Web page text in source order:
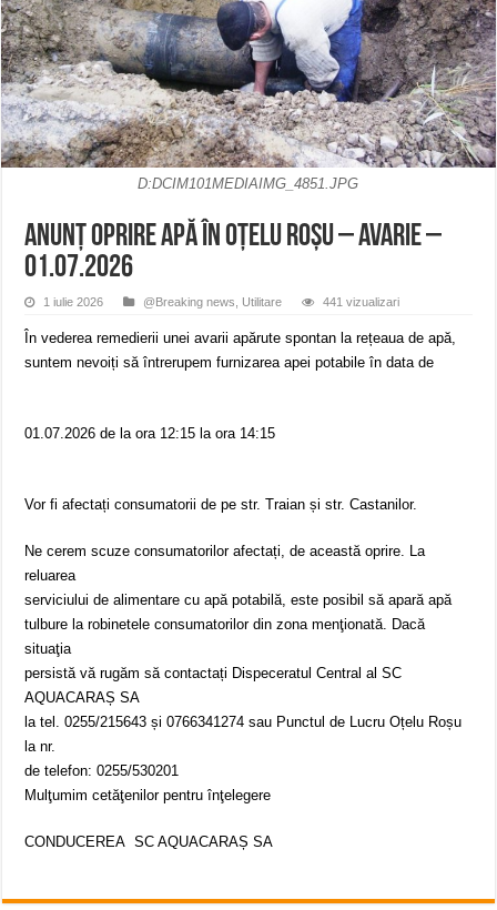
ANUNŢ OPRIRE APĂ în CARANSEBEȘ avarie
ANUNȚ OPRIRE APĂ în Reșița, cartier Țerova – avarie – 04.08.2026
D:DCIM101MEDIAIMG_4851.JPG
ANUNȚ OPRIRE APĂ în Oțelu Roșu – avarie –
01.07.2026
1 iulie 2026 @Breaking news Utilitare 441 vizualizari
În vederea remedierii unei avarii apărute spontan la rețeaua de apă,
suntem nevoiți să întrerupem furnizarea apei potabile în data de
01.07.2026 de la ora 12:15 la ora 14:15
Vor fi afectați consumatorii de pe str. Traian și str. Castanilor.
Ne cerem scuze consumatorilor afectați, de această oprire. La
reluarea
serviciului de alimentare cu apă potabilă, este posibil să apară apă
tulbure la robinetele consumatorilor din zona menţionată. Dacă
situaţia
persistă vă rugăm să contactați Dispeceratul Central al SC
AQUACARAȘ SA
la tel. 0255/215643 și 0766341274 sau Punctul de Lucru Oțelu Roșu
la nr.
de telefon: 0255/530201
Mulţumim cetăţenilor pentru înţelegere
CONDUCEREA SC AQUACARAȘ SA